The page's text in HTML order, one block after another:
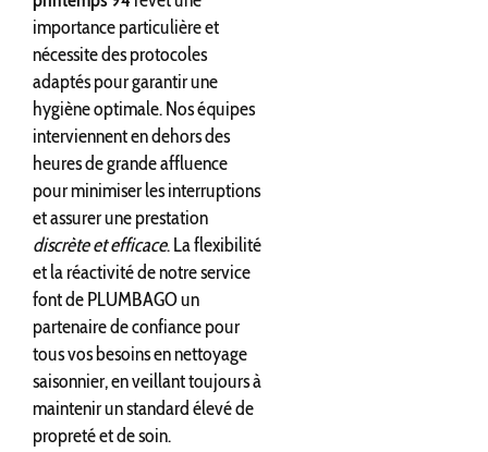
importance particulière et
nécessite des protocoles
adaptés pour garantir une
hygiène optimale. Nos équipes
interviennent en dehors des
heures de grande affluence
pour minimiser les interruptions
et assurer une prestation
discrète et efficace. La flexibilité
et la réactivité de notre service
font de PLUMBAGO un
partenaire de confiance pour
tous vos besoins en nettoyage
saisonnier, en veillant toujours à
maintenir un standard élevé de
propreté et de soin.